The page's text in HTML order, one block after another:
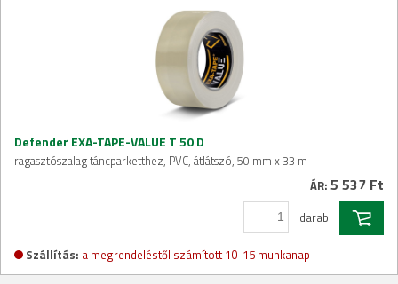
Defender EXA-TAPE-VALUE T 50 D
ragasztószalag táncparketthez, PVC, átlátszó, 50 mm x 33 m
ÁR: 5 537 Ft
darab
Szállítás: a megrendeléstől számított 10-15 munkanap